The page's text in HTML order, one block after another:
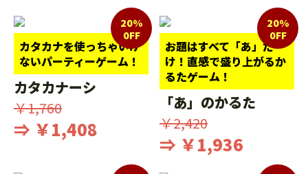
カタカナを使っちゃいけ
ないパーティーゲーム！
20%
0FF
カタカナーシ
￥1,760
⇒ ￥1,408
お題はすべて「あ」だ
け！直感で盛り上がるか
るたゲーム！
20%
0FF
「あ」のかるた
￥2,420
⇒ ￥1,936